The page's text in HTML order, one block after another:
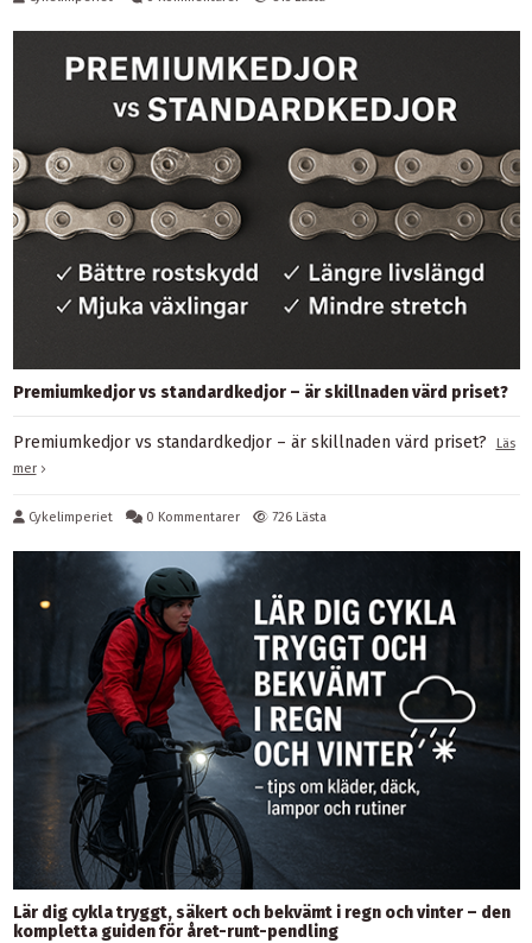
Premiumkedjor vs standardkedjor – är skillnaden värd priset?
Premiumkedjor vs standardkedjor – är skillnaden värd priset?
Läs
mer
Cykelimperiet 0 Kommentarer 726 Lästa
Lär dig cykla tryggt, säkert och bekvämt i regn och vinter – den
kompletta guiden för året-runt-pendling